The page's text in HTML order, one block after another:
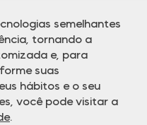
semelhantes
tornando a
e, para
suas
hábitos e o seu
você pode visitar a
.